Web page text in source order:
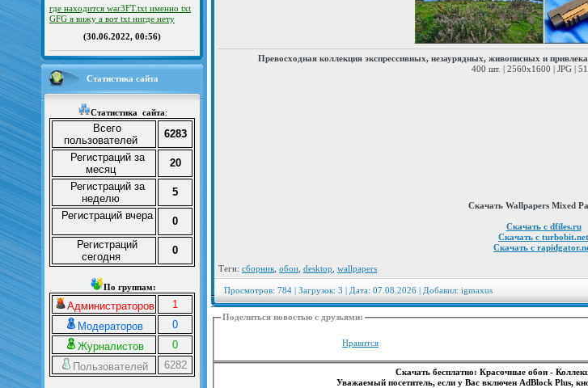
где находится war3FT.txt именно txt
GFG я вижу а вот txt нигде нету
(30.06.2022, 00:56)
Статистика сайта
Статистика сайта:
Всего
пользователей
6283
Регистраций за
месяц
20
Регистраций за
неделю
5
Регистраций вчера
0
Регистраций
сегодня
0
По группам:
Администраторов
1
Модераторов
0
Журналистов
0
Пользователей
6282
Превосходная коллекция экспрессивных, незаурядных, живописных и
400 шт. | 2560x1600 | JPG |
Скачать Wallpapers Mixed
Скачать с dfiles.ru
Скачать с turbobit.net
Скачать с
Теги: сборник обои desktop wallpapers
Просмотров: 784 | Загрузок: 3 | Дата: 07.08.2026 | Добавил: igmaxus
Поделиться новостью с друзьями:
Нравится
Скачать бесплатно: Красочные обои -
Уважаемый посетитель, если у Вас включен AdBlock Plus,